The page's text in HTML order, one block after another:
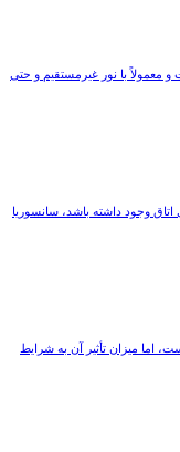
و معمولاً با نور غیرمستقیم و حتی
وجود داشته باشد، سانسوریا
اما میزان تأثیر آن به شرایط